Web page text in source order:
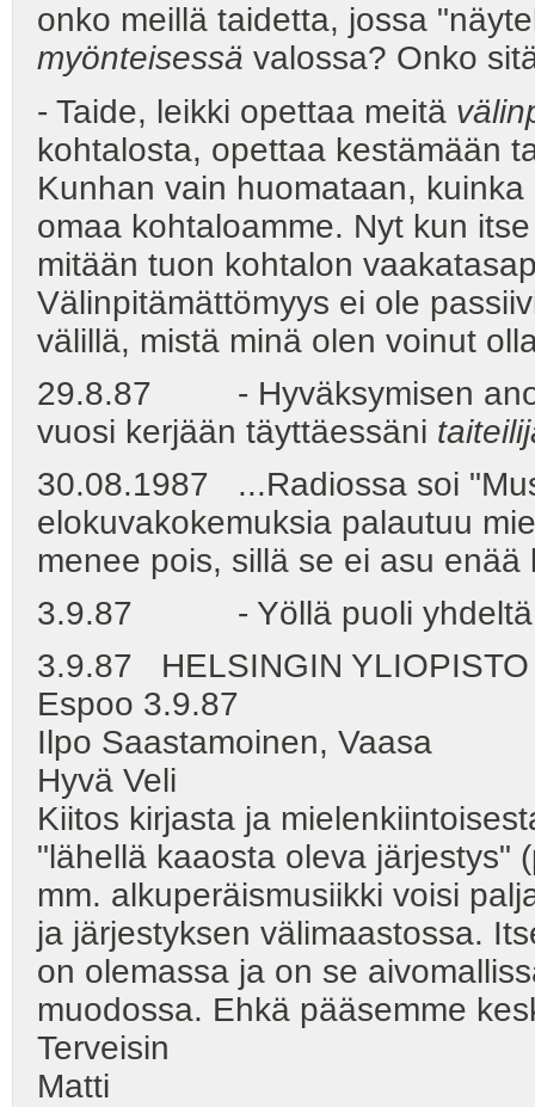
onko meillä taidetta, jossa
myönteisessä valossa? Onko
- Taide, leikki opettaa meitä
kohtalosta, opettaa kestämään
Kunhan vain huomataan,
omaa kohtaloamme. Nyt kun
mitään tuon kohtalon
Välinpitämättömyys ei ole
välillä, mistä minä olen voinut
29.8.87 - Hyväksymisen
vuosi kerjään täyttäessäni
30.08.1987 ...Radiossa soi
elokuvakokemuksia palautuu
menee pois, sillä se ei asu enää
3.9.87 - Yöllä puoli yhdeltä.
3.9.87 HELSINGIN
Espoo 3.9.87
Ilpo Saastamoinen, Vaasa
Hyvä Veli
Kiitos kirjasta ja
"lähellä kaaosta oleva järjestys"
mm. alkuperäismusiikki voisi
ja järjestyksen välimaastossa.
on olemassa ja on se
muodossa. Ehkä pääsemme
Terveisin
Matti